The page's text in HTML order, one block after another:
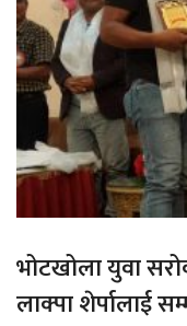
भोटखोला युवा
लाक्पा शेर्पालाई